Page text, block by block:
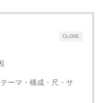
CLOSE
ーマ・構成・尺・サ